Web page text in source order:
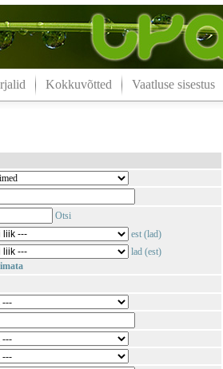
Kokkuvõtted Vaatluse sisestus
Otsi
est (lad)
lad (est)